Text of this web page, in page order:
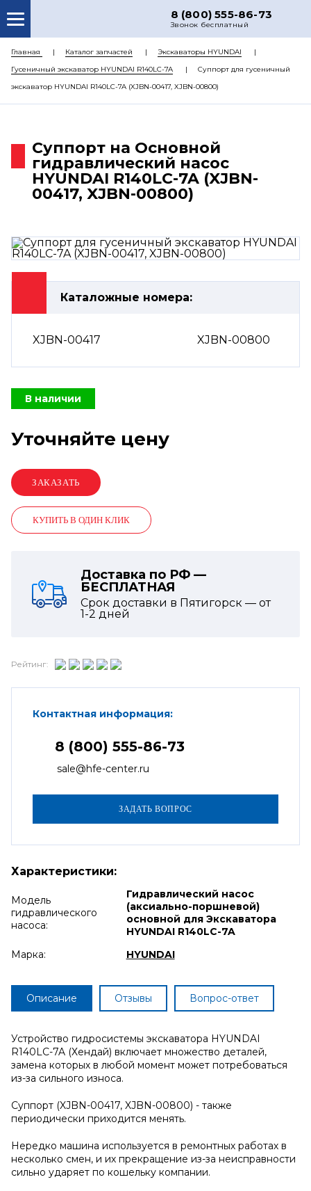
8 (800) 555-86-73
Звонок бесплатный
О НАС
КАТАЛОГ ЗАПЧАСТЕЙ
РЕМОНТ
ЦЕНЫ
КОНТАКТЫ
Главная Каталог запчастей
Экскаваторы HYUNDAI
Гусеничный экскаватор HYUNDAI R140LC-7A
Суппорт для гусеничный
экскаватор HYUNDAI R140LC-7A (XJBN-00417, XJBN-00800)
Суппорт на Основной
гидравлический насос
HYUNDAI R140LC-7A (XJBN-
00417, XJBN-00800)
Каталожные номера:
XJBN-00417 XJBN-00800
В наличии
Уточняйте цену
КУПИТЬ В ОДИН КЛИК
Доставка по РФ —
БЕСПЛАТНАЯ
Срок доставки в Пятигорск — от
1-2 дней
Рейтинг:
Контактная информация:
8 (800) 555-86-73
sale@hfe-center.ru
Характеристики:
Модель
гидравлического
насоса:
Гидравлический насос
(аксиально-поршневой)
основной для Экскаватора
HYUNDAI R140LC-7A
Марка:
HYUNDAI
Описание Отзывы Вопрос-ответ
Устройство гидросистемы экскаватора HYUNDAI
R140LC-7A (Хендай) включает множество деталей,
замена которых в любой момент может потребоваться
из-за сильного износа.
Суппорт (XJBN-00417, XJBN-00800) - также
периодически приходится менять.
Нередко машина используется в ремонтных работах в
несколько смен, и их прекращение из-за неисправности
сильно ударяет по кошельку компании.